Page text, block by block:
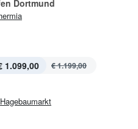
Dortmund
1.099,00 € 1.199,00
Hagebaumarkt